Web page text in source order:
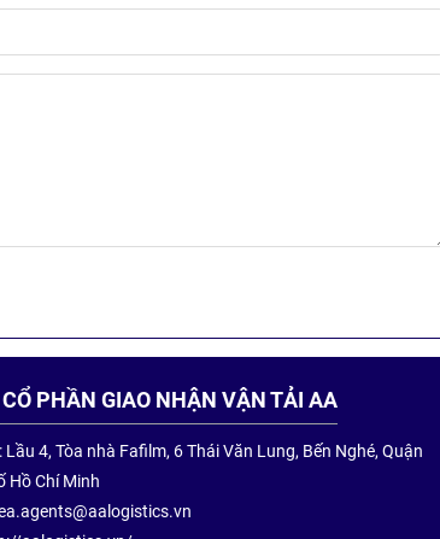
CỔ PHẦN GIAO NHẬN VẬN TẢI AA
Lầu 4, Tòa nhà Fafilm, 6 Thái Văn Lung, Bến Nghé, Quận
Hồ Chí Minh